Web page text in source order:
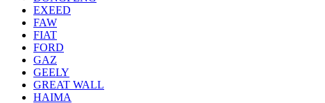
EXEED
FAW
FIAT
FORD
GAZ
GEELY
GREAT WALL
HAIMA